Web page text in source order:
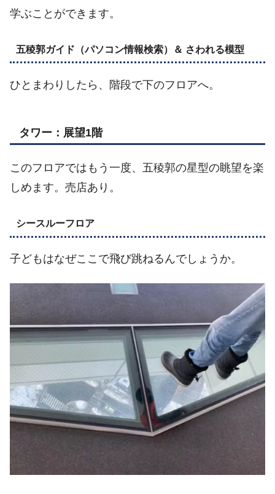
学ぶことができます。
五稜郭ガイド（パソコン情報検索）＆ さわれる模型
ひとまわりしたら、階段で下のフロアへ。
タワー：展望1階
このフロアではもう一度、五稜郭の星型の眺望を楽
しめます。売店あり。
シースルーフロア
子どもはなぜここで飛び跳ねるんでしょうか。